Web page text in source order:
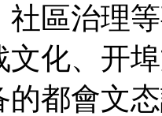
社區治理
文化、开
的都會文